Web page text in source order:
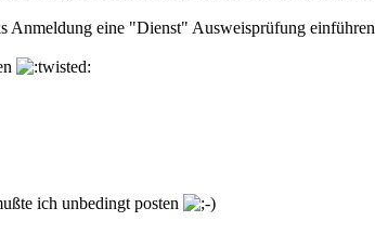
Anmeldung eine "Dienst" Ausweisprüfung einführen
ich unbedingt posten